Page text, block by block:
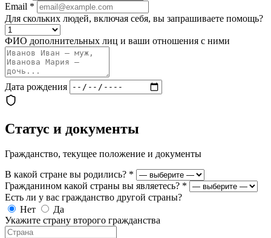
Email *
Для скольких людей, включая себя, вы запрашиваете помощь?
ФИО дополнительных лиц и ваши отношения с ними
Дата рождения
Статус и документы
Гражданство, текущее положение и документы
В какой стране вы родились? *
Гражданином какой страны вы являетесь? *
Есть ли у вас гражданство другой страны?
Нет
Да
Укажите страну второго гражданства